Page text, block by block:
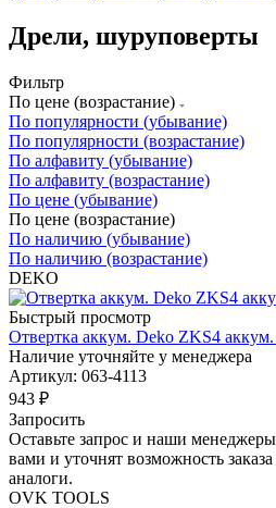
Дрели, шуруповерты
Фильтр
По цене (возрастание)
По популярности (убывание)
По популярности (возрастание)
По алфавиту (убывание)
По алфавиту (возрастание)
По цене (убывание)
По цене (возрастание)
По наличию (убывание)
По наличию (возрастание)
DEKO
Быстрый просмотр
Отвертка аккум. Deko ZKS4
Наличие уточняйте у менеджера
Артикул: 063-4113
943 ₽
Запросить
Оставьте запрос и наши менеджеры
вами и уточнят возможность
аналоги.
OVK TOOLS